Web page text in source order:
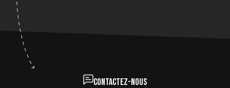
Contactez-nous